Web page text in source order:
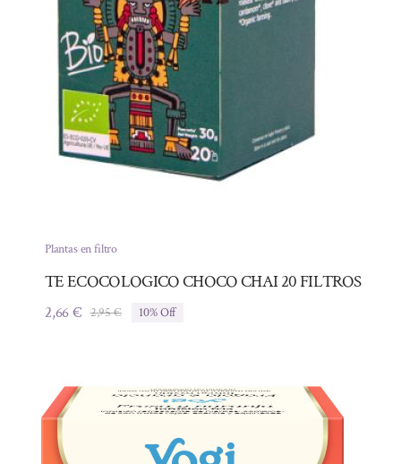
Plantas en filtro
TE ECOCOLOGICO CHOCO CHAI 20 FILTROS
2,95€El
2,95 €.
2,66€
El
2,66 €.
10% Off